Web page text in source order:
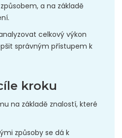
a na základě
celkový výkon
správným přístupem k
kroku
na základě znalostí, které
způsoby se dá k